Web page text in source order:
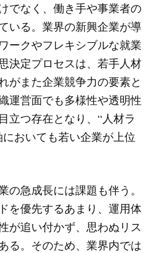
でなく、働き手や事業者の
いる。業界の新興企業が導
ークやフレキシブルな就業
決定プロセスは、若手人材
がまた企業競争力の要素と
運営面でも多様性や透明性
立つ存在となり、“人材ラ
おいても若い企業が上位
の急成長には課題も伴う。
を優先するあまり、運用体
が追い付かず、思わぬリス
る。そのため、業界内では